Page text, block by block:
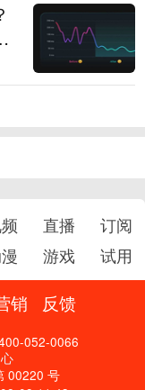
直播
订阅
游戏 试用
销 反馈
052-0066
00220 号